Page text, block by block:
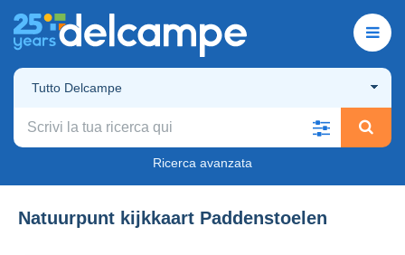
Tutto Delcampe
Ricerca avanzata
Natuurpunt kijkkaart Paddenstoelen